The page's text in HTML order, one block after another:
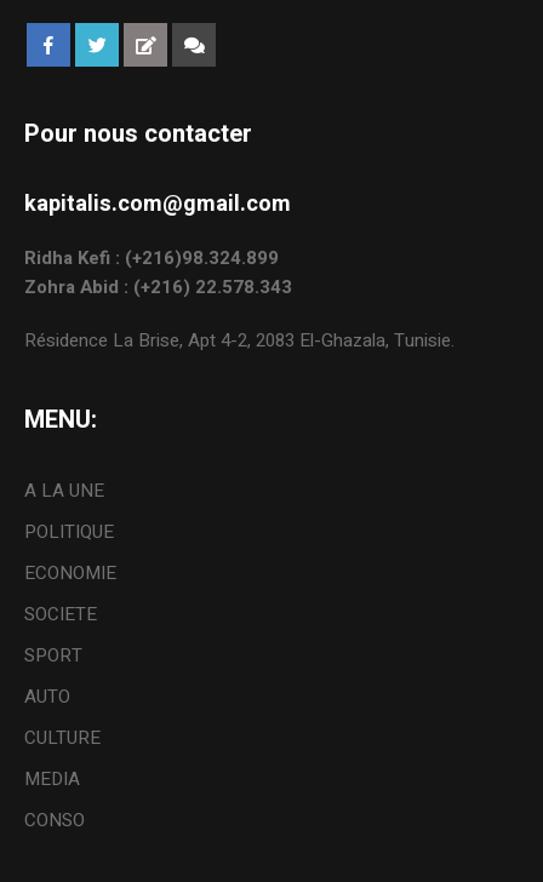
Pour nous contacter
kapitalis.com@gmail.com
Ridha Kefi : (+216)98.324.899
Zohra Abid : (+216) 22.578.343
Résidence La Brise, Apt 4-2, 2083 El-Ghazala, Tunisie.
MENU:
A LA UNE
POLITIQUE
ECONOMIE
SOCIETE
SPORT
AUTO
CULTURE
MEDIA
CONSO